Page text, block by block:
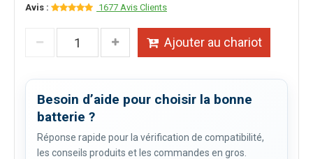
Avis : 1677 Avis Clients
Ajouter au chariot
Besoin d’aide pour choisir la bonne
batterie ?
Réponse rapide pour la vérification de compatibilité,
les conseils produits et les commandes en gros.